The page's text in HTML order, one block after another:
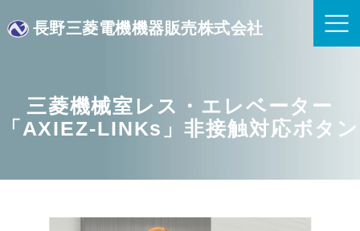
長野三菱電機機器販売株式会社
三菱機械室レス・エレベーター
「AXIEZ-LINKs」非接触対応ボタン